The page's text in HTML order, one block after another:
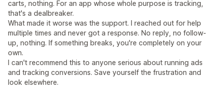
carts, nothing. For an app whose whole purpose is tracking,
that's a dealbreaker.
What made it worse was the support. I reached out for help
multiple times and never got a response. No reply, no follow-
up, nothing. If something breaks, you're completely on your
own.
I can't recommend this to anyone serious about running ads
and tracking conversions. Save yourself the frustration and
look elsewhere.